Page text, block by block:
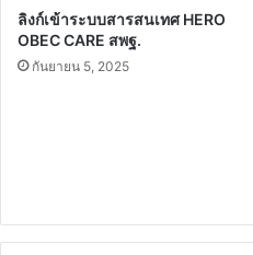
ลิงก์เข้าระบบสารสนเทศ HERO
OBEC CARE สพฐ.
กันยายน 5, 2025